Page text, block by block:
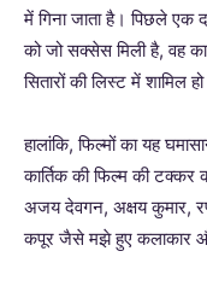
में गिना जाता है। पिछले
को जो सक्सेस मिली है, वह
सितारों की लिस्ट में शामिल
हालांकि, फिल्मों का यह
कार्तिक की फिल्म की टक्कर
अजय देवगन, अक्षय कुमार,
कपूर जैसे मझे हुए कलाकार